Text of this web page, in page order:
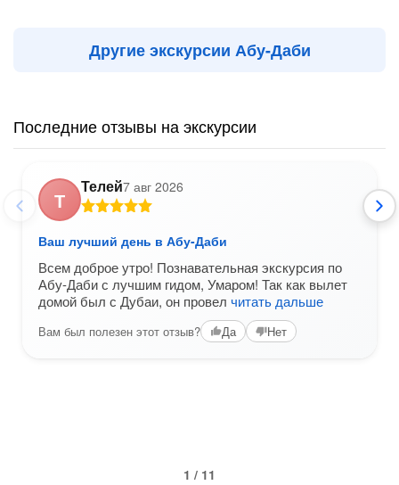
Другие экскурсии Абу-Даби
Последние отзывы на экскурсии
Т
Телей7 авг 2026
Ваш лучший день в Абу-Даби
Всем доброе утро! Познавательная экскурсия по
Абу-Даби с лучшим гидом, Умаром! Так как вылет
домой был с Дубаи, он провел читать дальше
Вам был полезен этот отзыв? Да Нет
1 / 11